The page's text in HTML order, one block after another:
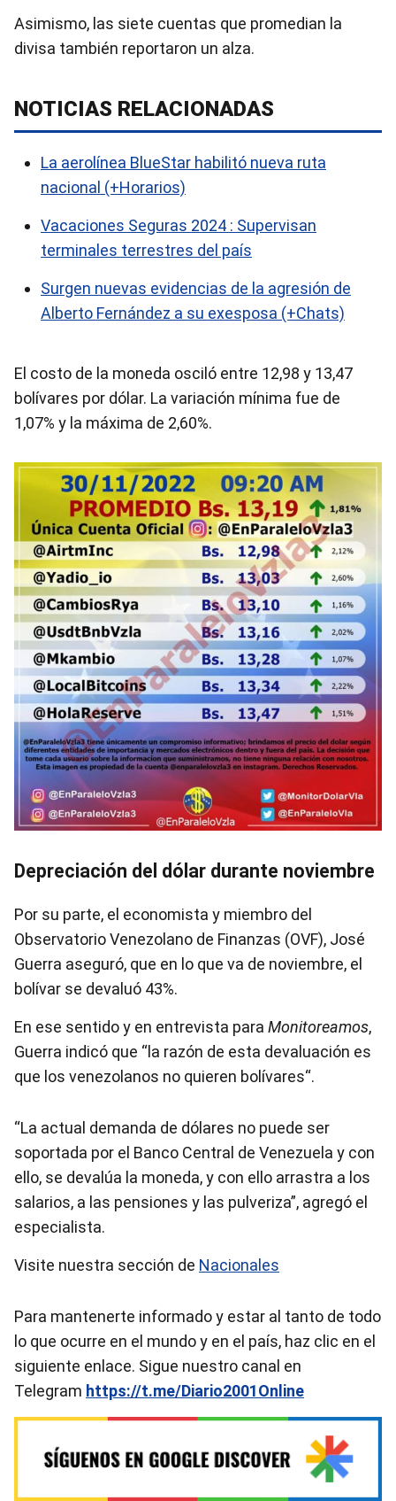
Asimismo, las siete cuentas que promedian la
divisa también reportaron un alza.
NOTICIAS RELACIONADAS
La aerolínea BlueStar habilitó nueva ruta
nacional (+Horarios)
Vacaciones Seguras 2024 : Supervisan
terminales terrestres del país
Surgen nuevas evidencias de la agresión de
Alberto Fernández a su exesposa (+Chats)
El costo de la moneda osciló entre 12,98 y 13,47
bolívares por dólar. La variación mínima fue de
1,07% y la máxima de 2,60%.
Depreciación del dólar durante noviembre
Por su parte, el economista y miembro del
Observatorio Venezolano de Finanzas (OVF), José
Guerra aseguró, que en lo que va de noviembre, el
bolívar se devaluó 43%.
En ese sentido y en entrevista para Monitoreamos,
Guerra indicó que “la razón de esta devaluación es
que los venezolanos no quieren bolívares“.
“La actual demanda de dólares no puede ser
soportada por el Banco Central de Venezuela y con
ello, se devalúa la moneda, y con ello arrastra a los
salarios, a las pensiones y las pulveriza”, agregó el
especialista.
Visite nuestra sección de Nacionales
Para mantenerte informado y estar al tanto de todo
lo que ocurre en el mundo y en el país, haz clic en el
siguiente enlace. Sigue nuestro canal en
Telegram https://t.me/Diario2001Online